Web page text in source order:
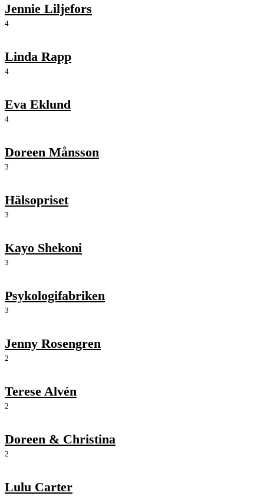
Jennie Liljefors
4
Linda Rapp
4
Eva Eklund
4
Doreen Månsson
3
Hälsopriset
3
Kayo Shekoni
3
Psykologifabriken
3
Jenny Rosengren
2
Terese Alvén
2
Doreen & Christina
2
Lulu Carter